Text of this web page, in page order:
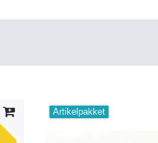
Artikelpakket